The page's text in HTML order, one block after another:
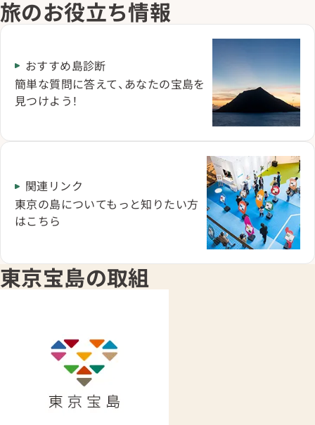
旅のお役立ち情報
関連リンク
東京の島についてもっと知りたい方
はこちら
おすすめ島診断
簡単な質問に答えて、あなたの宝島を
見つけよう！
東京宝島の取組